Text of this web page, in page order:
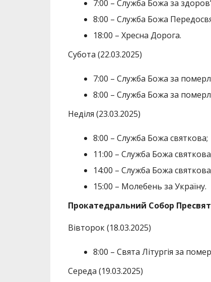
7:00 – Служба Божа за
8:00 – Служба Божа
18:00 – Хресна Дорога.
Субота (22.03.2025)
7:00 – Служба Божа за
8:00 – Служба Божа за
Неділя (23.03.2025)
8:00 – Служба Божа святкова;
11:00 – Служба Божа
14:00 – Служба Божа
15:00 – Молебень за Україну.
Прокатедральний Собор
Вівторок (18.03.2025)
8:00 – Свята Літургія за
Середа (19.03.2025)